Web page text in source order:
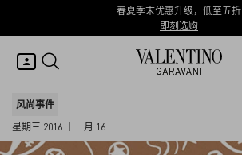
春夏季末优惠升级，低至五折
即刻选购
我的账户
风尚事件
星期三 2016 十一月 16